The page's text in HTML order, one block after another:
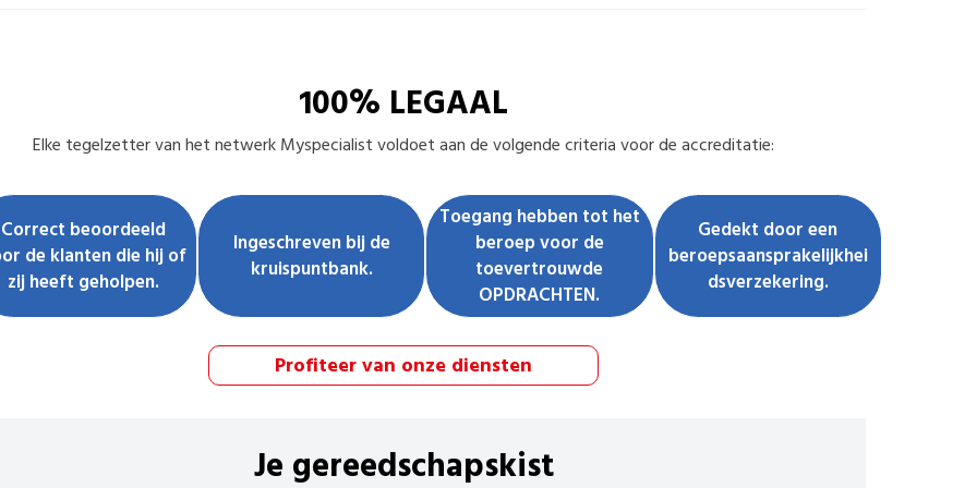
100% LEGAAL
Elke tegelzettervan het netwerk Myspecialist voldoet aan de volgende criteria voor de accreditatie:
Correct beoordeeld
de klanten die hij of
zij heeft geholpen.
Ingeschreven bij de
kruispuntbank.
Toegang hebben tot het
beroep voor de
toevertrouwde
OPDRACHTEN.
Gedekt door een
beroepsaansprakelijkhei
dsverzekering.
Profiteer van onze diensten
Je gereedschapskist